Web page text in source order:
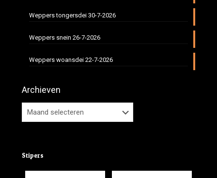
Weppers tongersdei 30-7-2026
Weppers snein 26-7-2026
Weppers woansdei 22-7-2026
Archieven
Stipers